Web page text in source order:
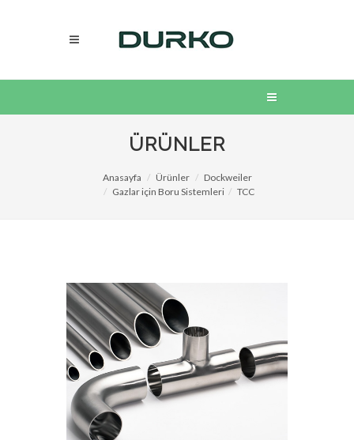
ÜRÜNLER
Anasayfa Ürünler
Dockweiler
Gazlar için Boru Sistemleri
TCC